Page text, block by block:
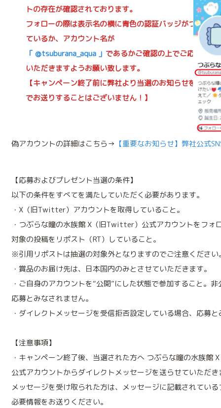
トの存在が確認されております。
フォローの際は表示名の横に青色の認証バッジがつい
ているか、アカウント名が
「 @tsuburana_aqua 」 であるかご確認の上でご応募
いただきますようお願い致します。
【キャンペーン終了前に弊社より当選のお知らせをDM
でお送りすることはございません！】
偽アカウントの詳細はこちら→ 【重要なお知らせ】弊社公式
【応募およびプレゼント当選の条件】
以下の条件をすべてを満たしていただく必要があります。
・X（旧Twitter）アカウントを取得していること。
・つぶらな瞳の水族館 X（旧Twitter）公式アカウントをフォ
対象の投稿をリポスト（RT）していること。
※引用リポストは抽選の対象外となりますのでご注意ください
・賞品のお届け先は、日本国内のみとさせていただきます。
・ご自身のアカウントを“公開”にした状態で参加すること。
応募とみなされません。
・ダイレクトメッセージを受信拒否設定している場合、応募
【注意事項】
・キャンペーン終了後、当選された方へ つぶらな瞳の水族館
公式アカウントからダイレクトメッセージを送らせていただき
メッセージを受け取られた方は、メッセージに記載されてい
必要情報をお送りください。